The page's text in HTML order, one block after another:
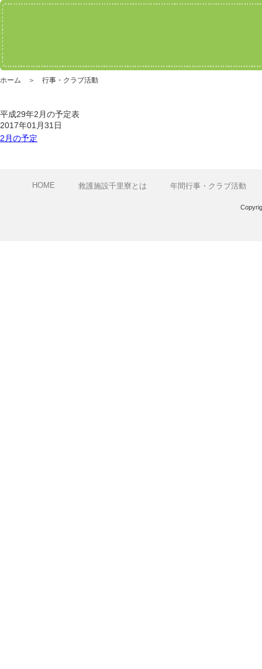
ホーム ＞ 行事・クラブ活動
平成29年2月の予定表
2017年01月31日
2月の予定
HOME 救護施設千里寮とは 年間行事・クラブ活動